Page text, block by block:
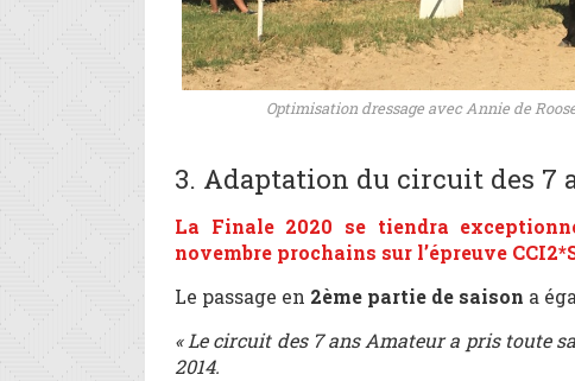
Optimisation dressage avec Annie de
3. Adaptation du circuit des 7
La Finale 2020 se tiendra
novembre prochains sur l’épreuve
Le passage en 2ème partie de saison a
« Le circuit des 7 ans Amateur a pris toute
2014.